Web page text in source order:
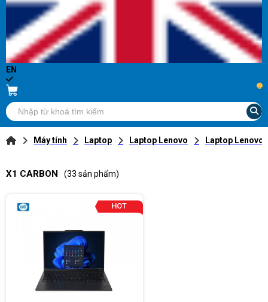
EN
...
Máy tính Laptop Laptop Lenovo Laptop Lenovo
X1 CARBON (33 sản phẩm)